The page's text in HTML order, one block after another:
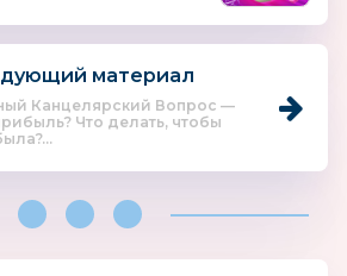
материал
Канцелярский Вопрос —
Что делать, чтобы